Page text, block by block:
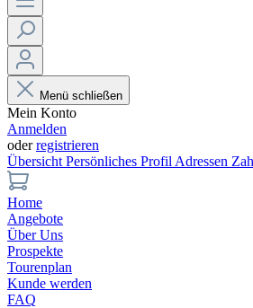
Menü schließen
Mein Konto
Anmelden
oderregistrieren
Übersicht Persönliches Profil Adressen
Home
Angebote
Über Uns
Prospekte
Tourenplan
Kunde werden
FAQ